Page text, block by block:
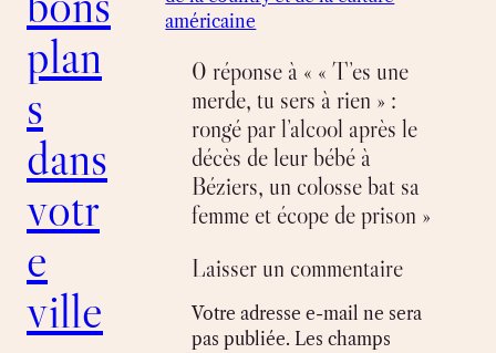
plan
s
dans
votr
e
ville
américaine
0 réponse à « « T’es une
merde, tu sers à rien » :
rongé par l’alcool après le
décès de leur bébé à
Béziers, un colosse bat sa
femme et écope de prison »
Laisser un commentaire
Votre adresse e-mail ne sera
pas publiée. Les champs